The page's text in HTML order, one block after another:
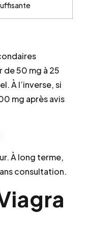
de 50 mg à 25
À l’inverse, si
mg après avis
À long terme,
consultation.